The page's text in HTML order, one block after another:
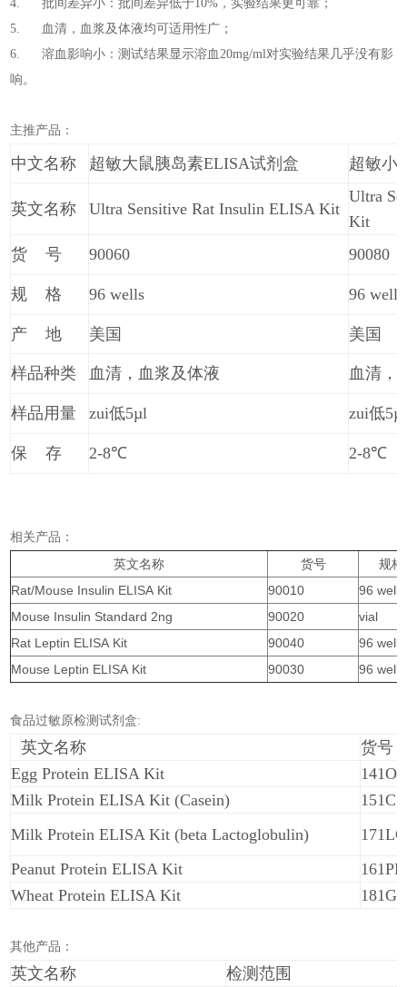
4. 批间差异小：批间差异低于10%，实验结果更可靠；
5. 血清，血浆及体液均可适用性广；
6. 溶血影响小：测试结果显示溶血20mg/ml对实验结果几乎没有影
响。
主推产品：
中文名称 超敏大鼠胰岛素ELISA试剂盒 超敏小
英文名称 Ultra Sensitive Rat Insulin ELISA Kit
Ultra
Kit
货 号
90060 90080
规 格 96 wells 96 wells
产 地 美国 美国
样品种类 血清，血浆及体液 血清，
样品用量 zui低5µl zui低5µl
保 存 2-8℃ 2-8℃
相关产品：
英文名称 货号
规格
Rat/Mouse Insulin ELISA Kit
90010
96 wells
Mouse Insulin Standard 2ng
90020
vial
Rat Leptin ELISA Kit
90040
96 wells
Mouse Leptin ELISA Kit
90030 96 wells
食品过敏原检测试剂盒:
英文名称
货号
Egg Protein ELISA Kit
Milk Protein ELISA Kit (Casein)
151CS
Milk Protein ELISA Kit (beta Lactoglobulin)
171LG
Peanut Protein ELISA Kit
161PE
Wheat Protein ELISA Kit
其他产品：
英文名称
检测范围